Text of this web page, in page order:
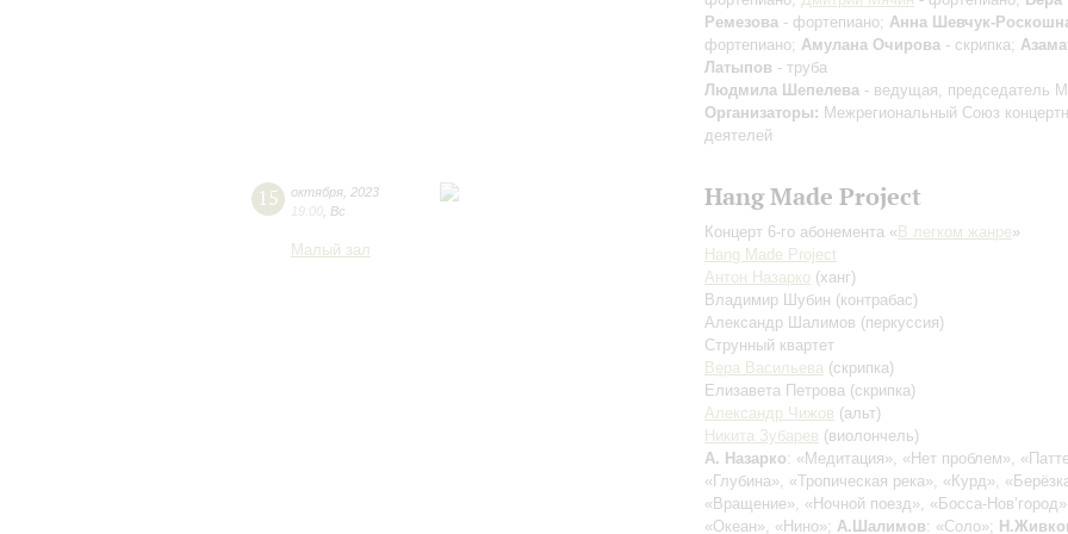
Ремезова - фортепиано; Анна Шевчук-
фортепиано; Амулана Очирова - скрипка;
Латыпов - труба
Людмила Шепелева - ведущая, председатель
Организаторы: Межрегиональный Союз
деятелей
15 октября 2023
19:00 Вс
Малый зал
Hang Made Project
Концерт 6-го абонемента « В легком жанре»
Hang Made Project
Антон Назарко (ханг)
Владимир Шубин (контрабас)
Александр Шалимов (перкуссия)
Струнный квартет
Вера Васильева (скрипка)
Елизавета Петрова (скрипка)
Александр Чижов (альт)
Никита Зубарев (виолончель)
А. Назарко: «Медитация», «Нет проблем»,
«Глубина», «Тропическая река», «Курд»,
«Вращение», «Ночной поезд», «Босса-Нов’город»,
«Океан», «Нино»; А.Шалимов: «Соло»;